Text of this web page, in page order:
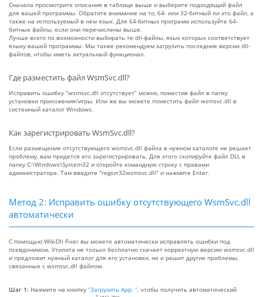
Сначала просмотрите описания в таблице выше и выберите подходящий файл
для вашей программы. Обратите внимание на то, 64- или 32-битный ли это файл, а
также на используемый в нем язык. Для 64-битных программ используйте 64-
битные файлы, если они перечислены выше.
Лучше всего по возможности выбирать те dll-файлы, язык которых соответствует
языку вашей программы. Мы также рекомендуем загрузить последние версии dll-
файлов, чтобы иметь актуальный функционал.
Где разместить файл WsmSvc.dll?
Исправить ошибку “wsmsvc.dll отсутствует” можно, поместив файл в папку
установки приложения/игры. Или же вы можете поместить файл wsmsvc.dll в
системный каталог Windows.
Как зарегистрировать WsmSvc.dll?
Если размещение отсутствующего wsmsvc.dll файла в нужном каталоге не решает
проблему, вам придется его зарегистрировать. Для этого скопируйте файл DLL в
папку C:\Windows\System32 и откройте командную строку с правами
администратора. Там введите "regsvr32wsmsvc.dll" и нажмите Enter.
Метод 2: Исправить ошибку отсутствующего WsmSvc.dll
автоматически
С помощью WikiDll Fixer вы можете автоматически исправлять ошибки под
псевдонимом. Утилита не только бесплатно скачает корректную версию wsmsvc.dll
и предложит нужный каталог для его установки, но и решит другие проблемы,
связанные с wsmsvc.dll файлом.
Шаг 1: Нажмите на кнопку “Загрузить App. ”, чтобы получить автоматический